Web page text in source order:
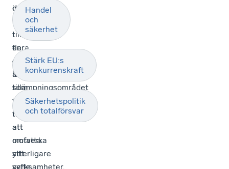
därmed
bidra
till
en
effektiv
lagstiftning
som
inte
riskerar
att
motverka
sitt
syfte
innebär
förslaget
i
flera
delar
att
tillämpningsområdet
vidgas
till
att
omfatta
ytterligare
verksamheter,
Handel
och
säkerhet
Stärk EU:s
konkurrenskraft
Säkerhetspolitik
och totalförsvar